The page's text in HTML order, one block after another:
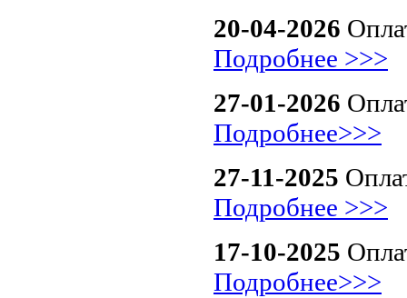
20-04-2026
Подробнее >>>
27-01-2026
Подробнее>>>
27-11-2025
Подробнее >>>
17-10-2025
Подробнее>>>